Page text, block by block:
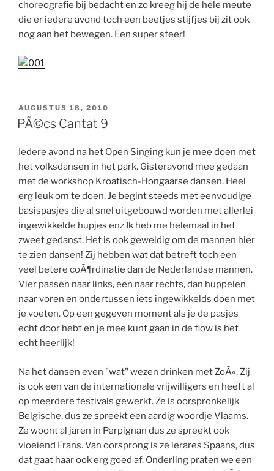
choreografie bij bedacht en zo kreeg hij de hele meute
die er iedere avond toch een beetjes stijfjes bij zit ook
nog aan het bewegen. Een super sfeer!
GEPLAATST
OP
AUGUSTUS 18, 2010
PÃ©cs Cantat 9
Iedere avond na het Open Singing kun je mee doen met
het volksdansen in het park. Gisteravond mee gedaan
met de workshop Kroatisch-Hongaarse dansen. Heel
erg leuk om te doen. Je begint steeds met eenvoudige
basispasjes die al snel uitgebouwd worden met allerlei
ingewikkelde hupjes enz Ik heb me helemaal in het
zweet gedanst. Het is ook geweldig om de mannen hier
te zien dansen! Zij hebben wat dat betreft toch een
veel betere coÃ¶rdinatie dan de Nederlandse mannen.
Vier passen naar links, een naar rechts, dan huppelen
naar voren en ondertussen iets ingewikkelds doen met
je voeten. Op een gegeven moment als je de pasjes
echt door hebt en je mee kunt gaan in de flow is het
echt heerlijk!
Na het dansen even "wat" wezen drinken met ZoÃ«. Zij
is ook een van de internationale vrijwilligers en heeft al
op meerdere festivals gewerkt. Ze is oorspronkelijk
Belgische, dus ze spreekt een aardig woordje Vlaams.
Ze woont al jaren in Perpignan dus ze spreekt ook
vloeiend Frans. Van oorsprong is ze lerares Spaans, dus
dat gaat haar ook erg goed af. Onderling praten we een